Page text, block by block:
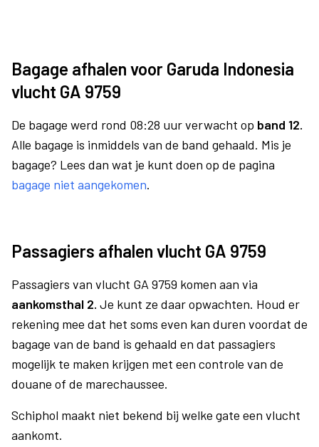
Bagage afhalen voor Garuda Indonesia
vlucht GA 9759
De bagage werd rond 08:28 uur verwacht op band 12.
Alle bagage is inmiddels van de band gehaald. Mis je
bagage? Lees dan wat je kunt doen op de pagina
bagage niet aangekomen.
Passagiers afhalen vlucht GA 9759
Passagiers van vlucht GA 9759 komen aan via
aankomsthal 2. Je kunt ze daar opwachten. Houd er
rekening mee dat het soms even kan duren voordat de
bagage van de band is gehaald en dat passagiers
mogelijk te maken krijgen met een controle van de
douane of de marechaussee.
Schiphol maakt niet bekend bij welke gate een vlucht
aankomt.